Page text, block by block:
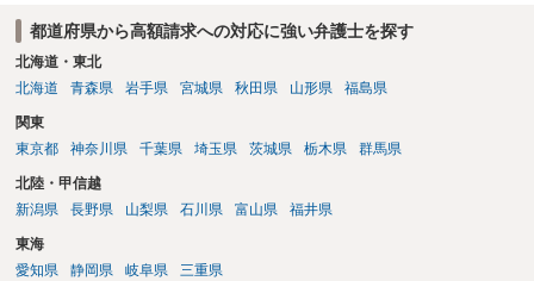
都道府県から高額請求への対応に強い弁護士を探す
北海道・東北
北海道
青森県 岩手県 宮城県 秋田県 山形県 福島県
関東
東京都
神奈川県 千葉県 埼玉県 茨城県 栃木県 群馬県
北陸・甲信越
新潟県
長野県 山梨県 石川県 富山県 福井県
東海
愛知県
静岡県 岐阜県 三重県